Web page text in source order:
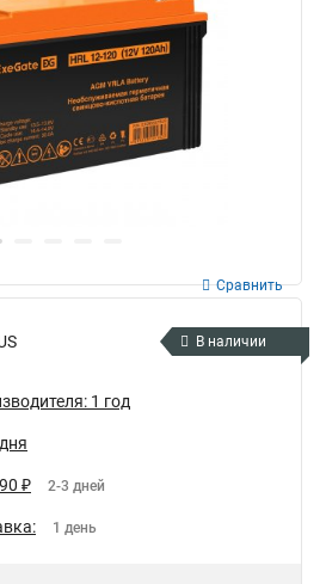
Сравнить
В наличии
1 год
₽ 2-3 дней
1 день